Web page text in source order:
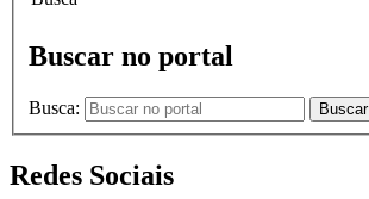
Buscar no portal
Busca: Buscar
Redes Sociais